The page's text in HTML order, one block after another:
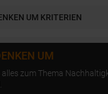
UM KRITERIEN
UM
alles zum Thema